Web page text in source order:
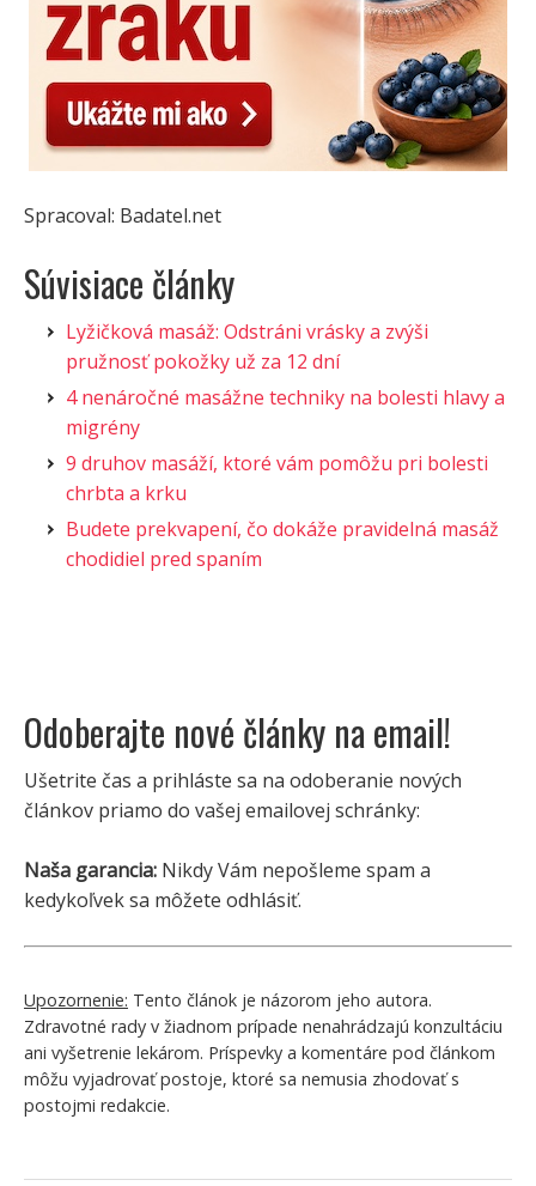
Spracoval: Badatel.net
Súvisiace články
Lyžičková masáž: Odstráni vrásky a zvýši
pružnosť pokožky už za 12 dní
4 nenáročné masážne techniky na bolesti hlavy a
migrény
9 druhov masáží, ktoré vám pomôžu pri bolesti
chrbta a krku
Budete prekvapení, čo dokáže pravidelná masáž
chodidiel pred spaním
Odoberajte nové články na email!
Ušetrite čas a prihláste sa na odoberanie nových
článkov priamo do vašej emailovej schránky:
Naša garancia: Nikdy Vám nepošleme spam a
kedykoľvek sa môžete odhlásiť.
Upozornenie: Tento článok je názorom jeho autora.
Zdravotné rady v žiadnom prípade nenahrádzajú konzultáciu
ani vyšetrenie lekárom. Príspevky a komentáre pod článkom
môžu vyjadrovať postoje, ktoré sa nemusia zhodovať s
postojmi redakcie.